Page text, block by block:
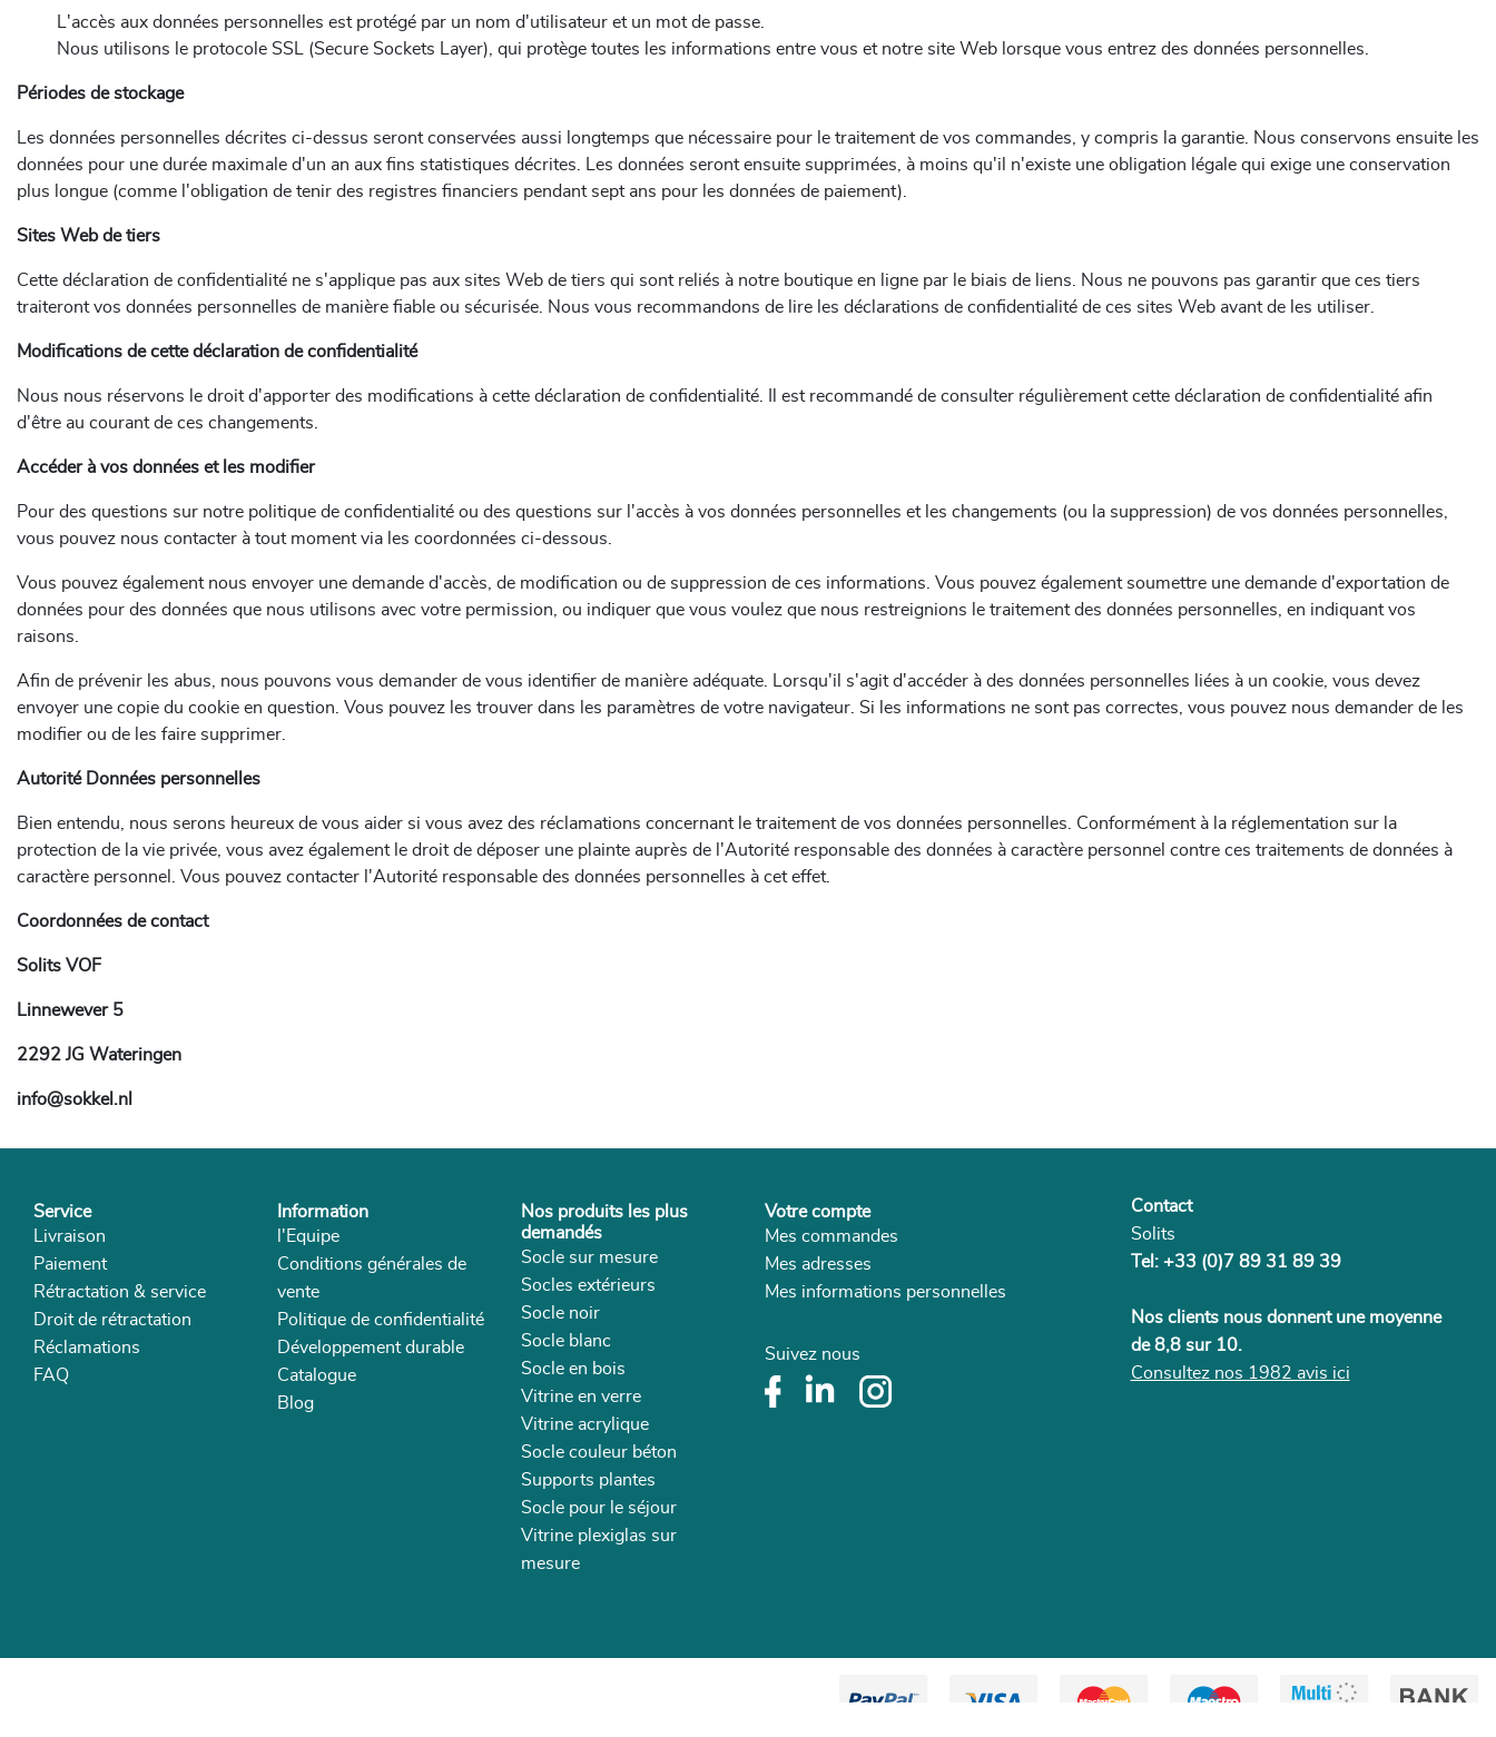
L'accès aux données personnelles est protégé par un nom d'utilisateur et un mot de passe.
Nous utilisons le protocole SSL (Secure Sockets Layer), qui protège toutes les informations entre vous et notre site Web lorsque vous entrez des données personnelles.
Périodes de stockage
Les données personnelles décrites ci-dessus seront conservées aussi longtemps que nécessaire pour le traitement de vos commandes, y compris la garantie. Nous conservons ensuite les
données pour une durée maximale d'un an aux fins statistiques décrites. Les données seront ensuite supprimées, à moins qu'il n'existe une obligation légale qui exige une conservation
plus longue (comme l'obligation de tenir des registres financiers pendant sept ans pour les données de paiement).
Sites Web de tiers
Cette déclaration de confidentialité ne s'applique pas aux sites Web de tiers qui sont reliés à notre boutique en ligne par le biais de liens. Nous ne pouvons pas garantir que ces tiers
traiteront vos données personnelles de manière fiable ou sécurisée. Nous vous recommandons de lire les déclarations de confidentialité de ces sites Web avant de les utiliser.
Modifications de cette déclaration de confidentialité
Nous nous réservons le droit d'apporter des modifications à cette déclaration de confidentialité.
Il est recommandé de consulter régulièrement cette déclaration de confidentialité afin
d'être au courant de ces changements.
Accéder à vos données et les modifier
Pour des questions sur notre politique de confidentialité ou des questions sur l'accès à vos données personnelles et les changements (ou la suppression) de vos données personnelles,
vous pouvez nous contacter à tout moment via les coordonnées ci-dessous.
Vous pouvez également nous envoyer une demande d'accès, de modification ou de suppression de ces informations. Vous pouvez également soumettre une demande d'exportation de
données pour des données que nous utilisons avec votre permission, ou indiquer que vous voulez que nous restreignions le traitement des données personnelles, en indiquant vos
raisons.
Afin de prévenir les abus, nous pouvons vous demander de vous identifier de manière adéquate. Lorsqu'il s'agit d'accéder à des données personnelles liées à un cookie, vous devez
envoyer une copie du cookie en question. Vous pouvez les trouver dans les paramètres de votre navigateur. Si les informations ne sont pas correctes, vous pouvez nous demander de les
modifier ou de les faire supprimer.
Autorité Données personnelles
Bien entendu, nous serons heureux de vous aider si vous avez des réclamations concernant le traitement de vos données personnelles. Conformément à la réglementation sur la
protection de la vie privée, vous avez également le droit de déposer une plainte auprès de l'Autorité responsable des données à caractère personnel contre ces traitements de données à
caractère personnel. Vous pouvez contacter l'Autorité responsable des données personnelles à cet effet.
Coordonnées de contact
Solits VOF
Linnewever 5
2292 JG Wateringen
info@sokkel.nl
Service
Livraison
Paiement
Rétractation & service
Droit de rétractation
Réclamations
FAQ
Information
l'Equipe
Conditions générales de
vente
Politique de confidentialité
Développement durable
Catalogue
Blog
Nos produits les plus
demandés
Socle sur mesure
Socles extérieurs
Socle noir
Socle blanc
Socle en bois
Vitrine en verre
Vitrine acrylique
Socle couleur béton
Supports plantes
Socle pour le séjour
Vitrine plexiglas sur
mesure
Votre compte
Mes commandes
Mes adresses
Mes informations personnelles
Suivez nous
Contact
Solits
Tel: +33 (0)7 89 31 89 39
Nos clients nous donnent une moyenne
de 8,8 sur 10.
Consultez nos 1982 avis ici